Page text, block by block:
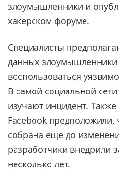
злоумышленники и
хакерском форуме.
Специалисты
данных злоумышленники
воспользоваться
В самой социальной сети
изучают инцидент. Также
Facebook предположили,
собрана еще до
разработчики внедрили
несколько лет.